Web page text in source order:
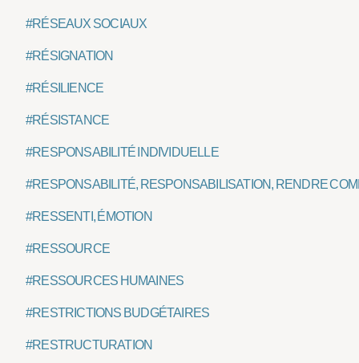
#RÉSEAUX SOCIAUX
#RÉSIGNATION
#RÉSILIENCE
#RÉSISTANCE
#RESPONSABILITÉ INDIVIDUELLE
#RESPONSABILITÉ, RESPONSABILISATION, RENDRE
#RESSENTI, ÉMOTION
#RESSOURCE
#RESSOURCES HUMAINES
#RESTRICTIONS BUDGÉTAIRES
#RESTRUCTURATION